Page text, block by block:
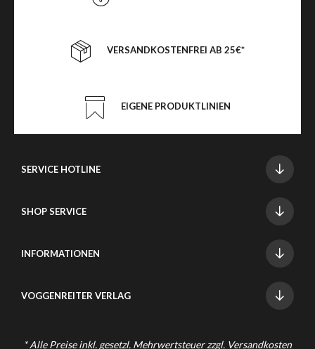
VERSANDKOSTENFREI AB 25€*
EIGENE PRODUKTLINIEN
SERVICE HOTLINE
SHOP SERVICE
INFORMATIONEN
VOGGENREITER VERLAG
* Alle Preise inkl. gesetzl. Mehrwertsteuer zzgl. Versandkosten